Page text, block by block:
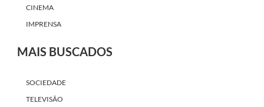
CINEMA
IMPRENSA
MAIS BUSCADOS
SOCIEDADE
TELEVISÃO